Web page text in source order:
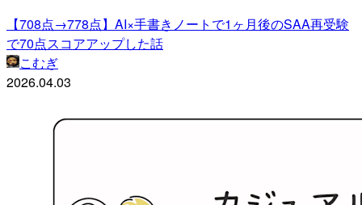
【708点→778点】AI×手書きノートで1ヶ月後のSAA再受験
で70点スコアアップした話
こむぎ
2026.04.03